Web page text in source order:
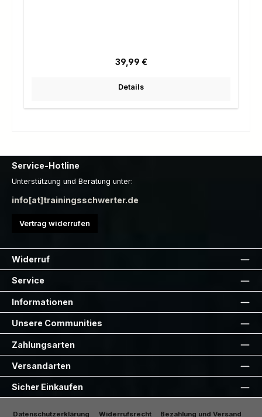
Regulärer Preis:
39,99 €
Details
Service-Hotline
Unterstützung und Beratung unter:
info[at]trainingsschwerter.de
Vertrag widerrufen
Widerruf
Service
Informationen
Unsere Communities
Zahlungsarten
Versandarten
Sicher Einkaufen
Datenschutzerklärung Widerrufsrecht
Bezahlung und Versand